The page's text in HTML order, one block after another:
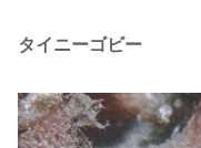
タイニーゴビー